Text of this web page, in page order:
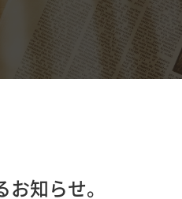
知らせ。